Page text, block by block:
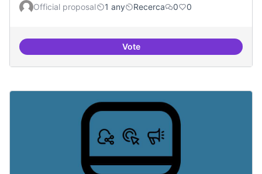
Official proposal 1 any Recerca 0 0
VoteConnectar repositori de